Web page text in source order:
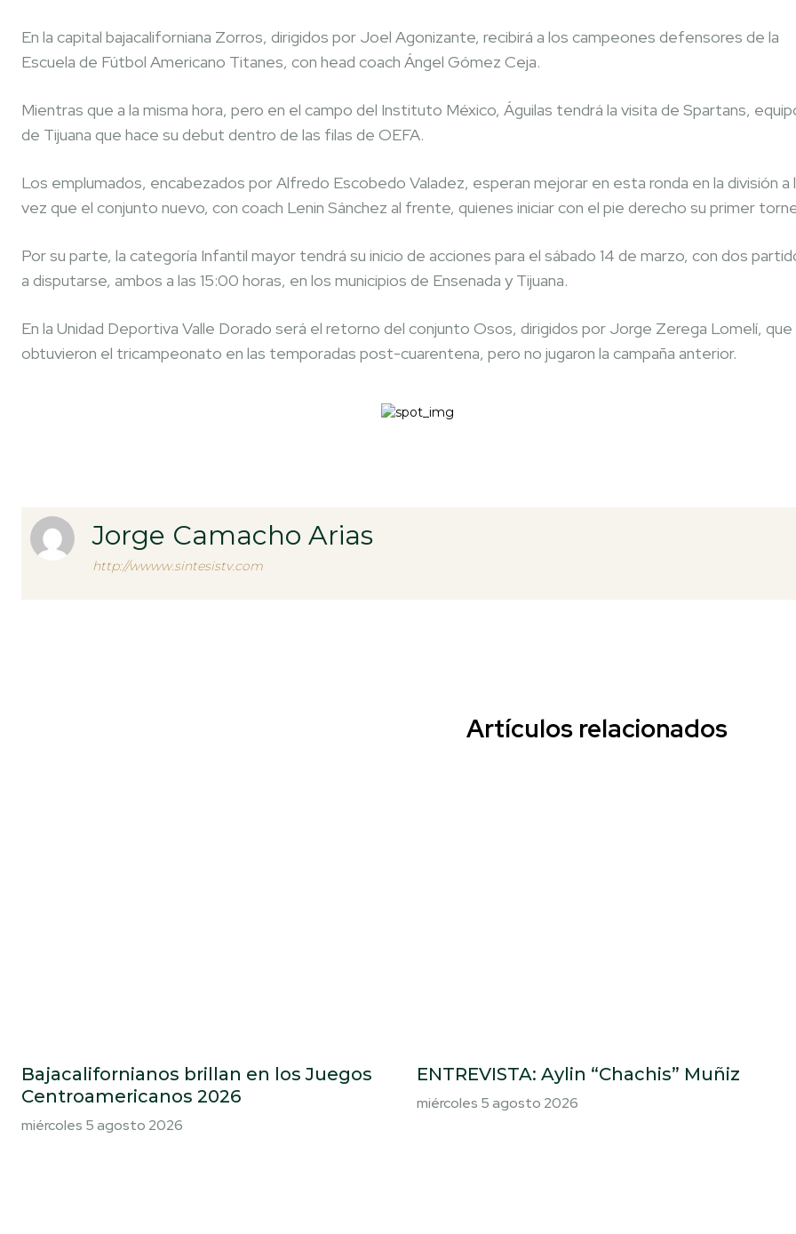
En la capital bajacaliforniana Zorros, dirigidos por Joel Agonizante, recibirá a los campeones defensores de la
Escuela de Fútbol Americano Titanes, con head coach Ángel Gómez Ceja.
Mientras que a la misma hora, pero en el campo del Instituto México, Águilas tendrá la visita de Spartans,
de Tijuana que hace su debut dentro de las filas de OEFA.
Los emplumados, encabezados por Alfredo Escobedo Valadez, esperan mejorar en esta ronda en la división a
vez que el conjunto nuevo, con coach Lenin Sánchez al frente, quienes iniciar con el pie derecho su primer
Por su parte, la categoría Infantil mayor tendrá su inicio de acciones para el sábado 14 de marzo, con dos
a disputarse, ambos a las 15:00 horas, en los municipios de Ensenada y Tijuana.
En la Unidad Deportiva Valle Dorado será el retorno del conjunto Osos, dirigidos por Jorge Zerega Lomelí, que
obtuvieron el tricampeonato en las temporadas post-cuarentena, pero no jugaron la campaña anterior.
Jorge Camacho Arias
http://wwww.sintesistv.com
Artículos relacionados
Bajacalifornianos brillan en los Juegos
Centroamericanos 2026
miércoles 5 agosto 2026
ENTREVISTA: Aylin “Chachis” Muñiz
miércoles 5 agosto 2026